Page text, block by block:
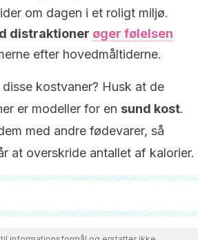
om dagen i et roligt miljø.
distraktioner øger følelsen
efter hovedmåltiderne.
kostvaner? Husk at de
er modeller for en sund kost.
med andre fødevarer, så
at overskride antallet af kalorier.
grundigt gennemgået af vores team
pålidelighed, aktualitet og validitet.